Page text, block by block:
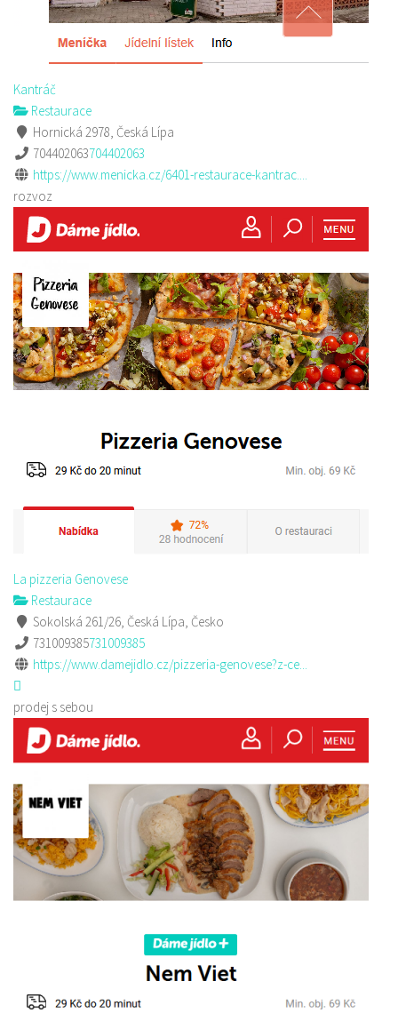
Kantráč
Restaurace
Hornická 2978, Česká Lípa
704402063704402063
https://www.menicka.cz/6401-restaurace-kantrac....
rozvoz
La pizzeria Genovese
Restaurace
Sokolská 261/26, Česká Lípa, Česko
731009385731009385
https://www.damejidlo.cz/pizzeria-genovese?z-ce...
prodej s sebou